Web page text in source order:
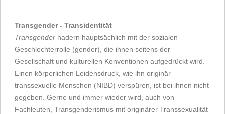
Transgender - Transidentität
Transgender hadern hauptsächlich mit der sozialen
Geschlechterrolle (gender), die ihnen seitens der
Gesellschaft und kulturellen Konventionen aufgedrückt wird.
Einen körperlichen Leidensdruck, wie ihn originär
transsexuelle Menschen (NIBD) verspüren, ist bei ihnen nicht
gegeben. Gerne und immer wieder wird, auch von
Fachleuten, Transgenderismus mit originärer Transsexualität